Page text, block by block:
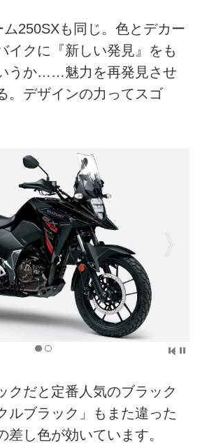
250SXも同じ。色とデカー
イクに『新しい発見』をも
うか……魅力を再発見させ
。デザインの力ってスゴ
クだと定番人気のブラック
ルブラック」もまた違った
差し色が効いています。